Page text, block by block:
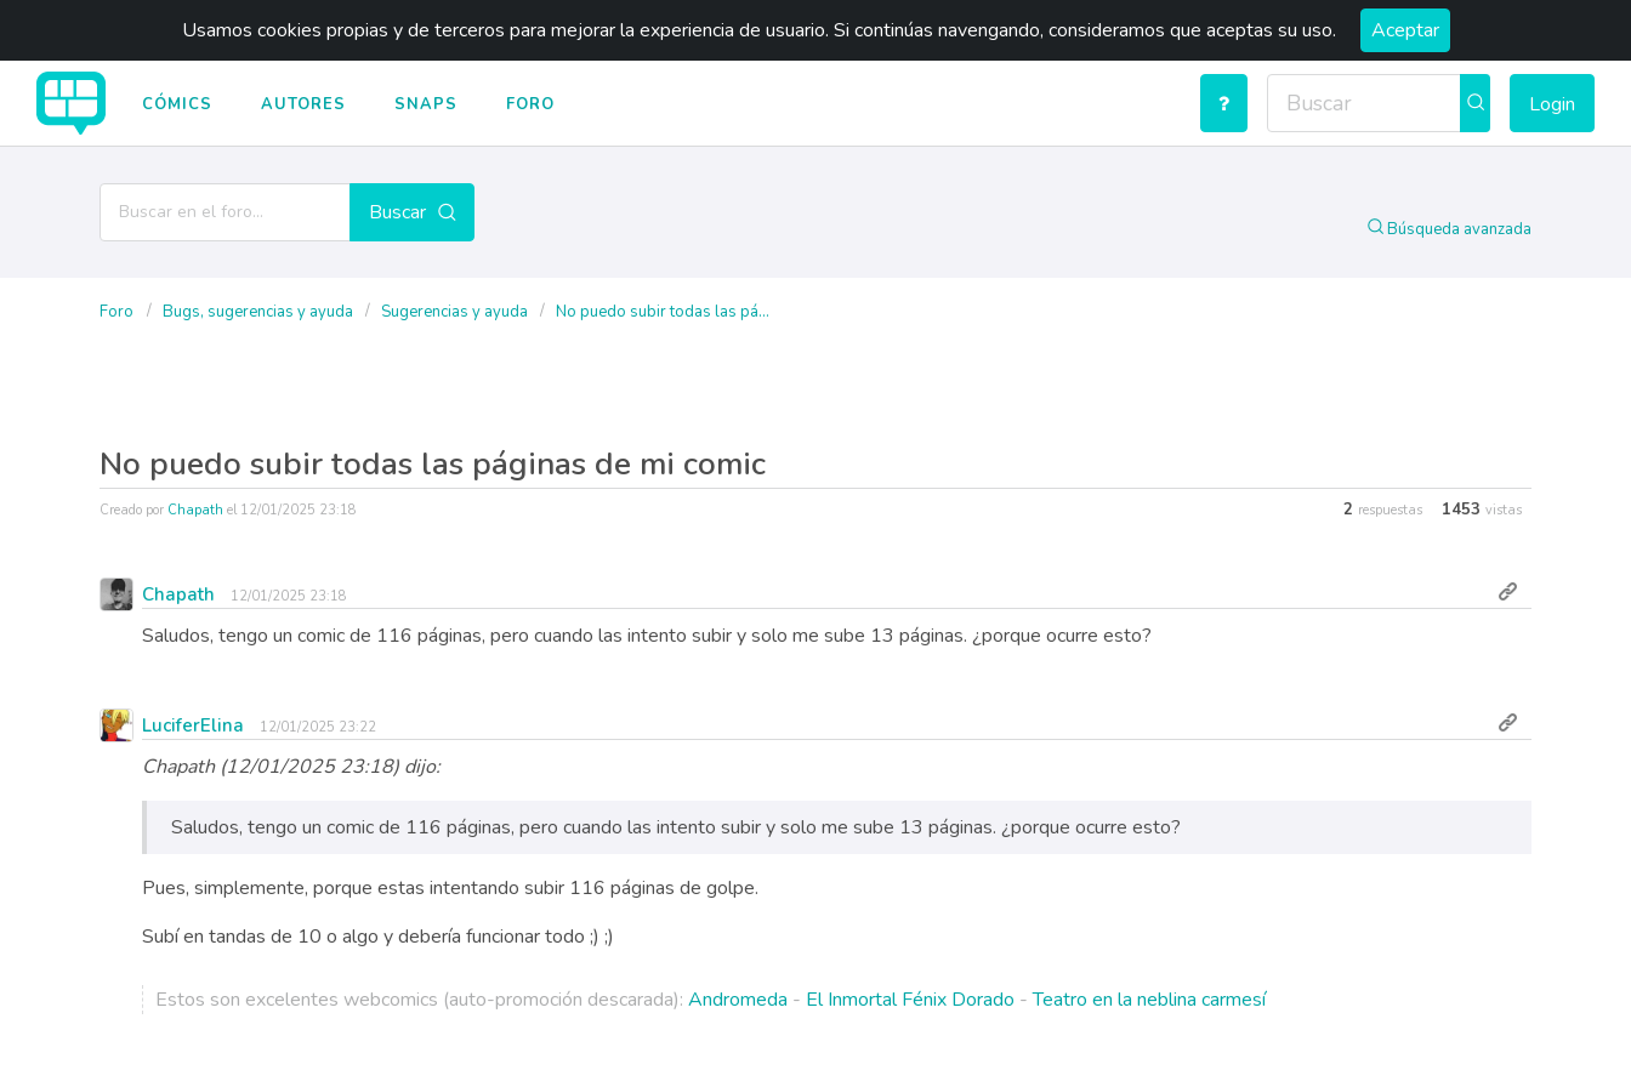
Usamos cookies propias y de terceros para mejorar la experiencia de usuario. Si continúas navengando, consideramos que aceptas su uso. Aceptar
CÓMICS AUTORES SNAPS FORO Login
Buscar
Búsqueda avanzada
Foro Bugs, sugerencias y ayuda Sugerencias y ayuda No puedo subir todas las pá...
No puedo subir todas las páginas de mi comic
Creado por Chapath el 12/01/2025 23:18 2 respuestas 1453 vistas
Chapath 12/01/2025 23:18
Saludos, tengo un comic de 116 páginas, pero cuando las intento subir y solo me sube 13 páginas. ¿porque ocurre esto?
LuciferElina 12/01/2025 23:22
Chapath (12/01/2025 23:18) dijo:
Saludos, tengo un comic de 116 páginas, pero cuando las intento subir y solo me sube 13 páginas. ¿porque ocurre esto?
Pues, simplemente, porque estas intentando subir 116 páginas de golpe.
Subí en tandas de 10 o algo y debería funcionar todo ;) ;)
Estos son excelentes webcomics (auto-promoción descarada): Andromeda - El Inmortal Fénix Dorado -Teatro en la neblina carmesí